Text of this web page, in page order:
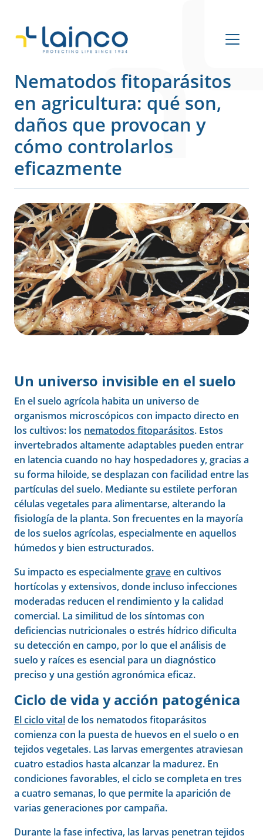
Navegación principal
Nematodos fitoparásitos
en agricultura: qué son,
daños que provocan y
cómo controlarlos
eficazmente
Un universo invisible en el suelo
En el suelo agrícola habita un universo de
organismos microscópicos con impacto directo en
los cultivos: los nematodos fitoparásitos. Estos
invertebrados altamente adaptables pueden entrar
en latencia cuando no hay hospedadores y, gracias a
su forma hiloide, se desplazan con facilidad entre las
partículas del suelo. Mediante su estilete perforan
células vegetales para alimentarse, alterando la
fisiología de la planta. Son frecuentes en la mayoría
de los suelos agrícolas, especialmente en aquellos
húmedos y bien estructurados.
Su impacto es especialmentegraveen cultivos
hortícolas y extensivos, donde incluso infecciones
moderadas reducen el rendimiento y la calidad
comercial. La similitud de los síntomas con
deficiencias nutricionales o estrés hídrico dificulta
su detección en campo, por lo que el análisis de
suelo y raíces es esencial para un diagnóstico
preciso y una gestión agronómica eficaz.
Ciclo de vida y acción patogénica
El ciclo vitalde los nematodos fitoparásitos
comienza con la puesta de huevos en el suelo o en
tejidos vegetales. Las larvas emergentes atraviesan
cuatro estadios hasta alcanzar la madurez. En
condiciones favorables, el ciclo se completa en tres
a cuatro semanas, lo que permite la aparición de
varias generaciones por campaña.
Durante la fase infectiva, las larvas penetran tejidos